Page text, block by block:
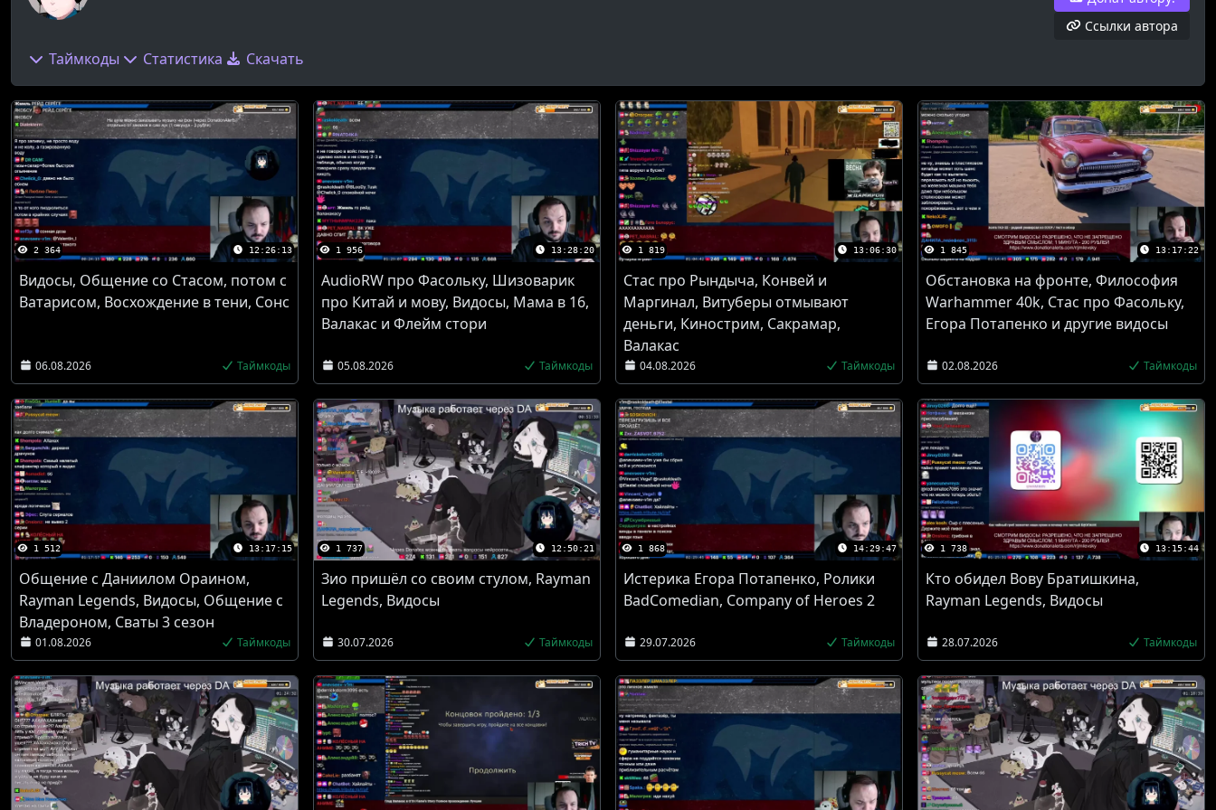
Ссылки автора
Таймкоды Статистика Скачать
2 364 12:26:13
Видосы, Общение со Стасом, потом с
Ватарисом, Восхождение в тени, Сонс
06.08.2026 Таймкоды
1 956 13:28:20
AudioRW про Фасольку, Шизоварик
про Китай и мову, Видосы, Мама в 16,
Валакас и Флейм стори
05.08.2026 Таймкоды
1 819 13:06:30
Стас про Рындыча, Конвей и
Маргинал, Витуберы отмывают
деньги, Кинострим, Сакрамар,
Валакас
04.08.2026 Таймкоды
1 845 13:17:22
Обстановка на фронте, Философия
Warhammer 40k, Стас про Фасольку,
Егора Потапенко и другие видосы
02.08.2026 Таймкоды
1 512 13:17:15
Общение с Даниилом Ораином,
Rayman Legends, Видосы, Общение с
Владероном, Сваты 3 сезон
01.08.2026 Таймкоды
1 737 12:50:21
Зио пришёл со своим стулом, Rayman
Legends, Видосы
30.07.2026 Таймкоды
1 868 14:29:47
Истерика Егора Потапенко, Ролики
BadComedian, Company of Heroes 2
29.07.2026 Таймкоды
1 738 13:15:44
Кто обидел Вову Братишкина,
Rayman Legends, Видосы
28.07.2026 Таймкоды